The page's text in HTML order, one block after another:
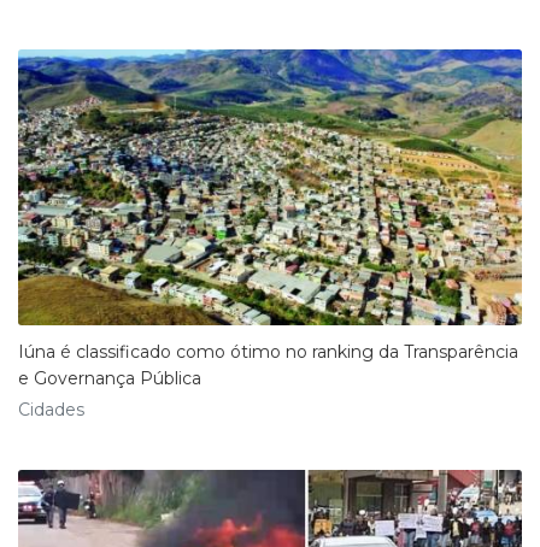
Iúna é classificado como ótimo no ranking da Transparência
e Governança Pública
Cidades